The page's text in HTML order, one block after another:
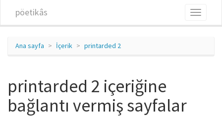
pöetikâs
Toggle
Ana sayfa İçerik printarded 2
printarded 2 içeriğine
bağlantı vermiş sayfalar